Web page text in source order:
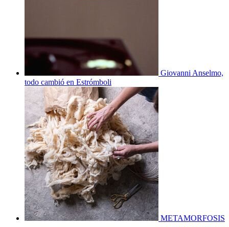
Giovanni Anselmo,
todo cambió en Estrómboli
METAMORFOSIS